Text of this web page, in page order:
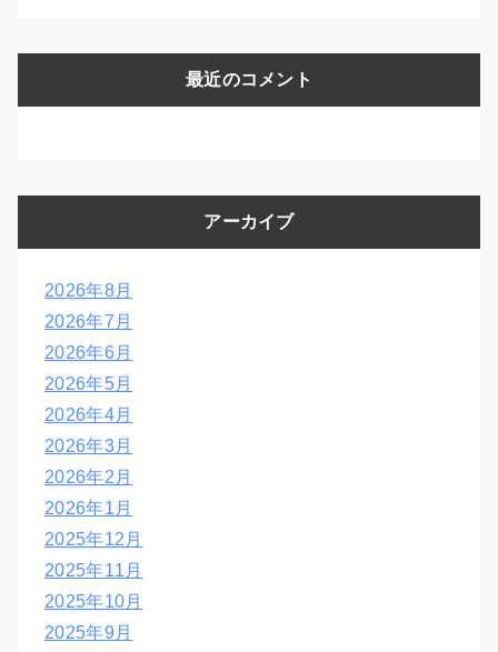
最近のコメント
アーカイブ
2026年8月
2026年7月
2026年6月
2026年5月
2026年4月
2026年3月
2026年2月
2026年1月
2025年12月
2025年11月
2025年10月
2025年9月